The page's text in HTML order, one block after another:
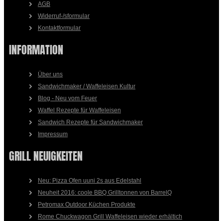
AGB
Widerruf-/sformular
Kontaktformular
INFORMATION
Über uns
Sandwichmaker / Waffeleisen Kultur
Blog - Neu vom Feuer
Waffel Rezepte für Waffeleisen
Sandwich Rezepte für Sandwichmaker
Impressum
GRILL NEUIGKEITEN
Neu: Pizza Ofen uuni 2s aus Edelstahl
Neuheit 2016: coole BBQ Grilltonnen von BarrelQ
Petromax Outdoor Küchen Produkte
Rome Chuckwagon Grill Waffeleisen wieder erhältich